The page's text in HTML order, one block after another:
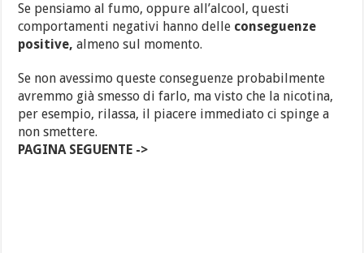
Se pensiamo al fumo, oppure all’alcool, questi
comportamenti negativi hanno delle conseguenze
positive,almeno sul momento.
Se non avessimo queste conseguenze probabilmente
avremmo già smesso di farlo, ma visto che la nicotina,
per esempio, rilassa, il piacere immediato ci spinge a
non smettere.
PAGINA SEGUENTE ->